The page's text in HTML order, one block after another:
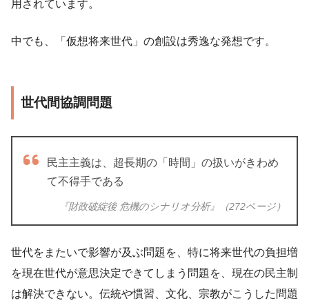
用されています。
中でも、「仮想将来世代」の創設は秀逸な発想です。
世代間協調問題
民主主義は、超長期の「時間」の扱いがきわめ
て不得手である
『財政破綻後 危機のシナリオ分析』（272ページ）
世代をまたいで影響が及ぶ問題を、特に将来世代の負担増
を現在世代が意思決定できてしまう問題を、現在の民主制
は解決できない。伝統や慣習、文化、宗教がこうした問題